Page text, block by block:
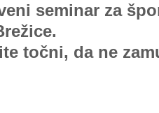
seminar za
točni, da ne